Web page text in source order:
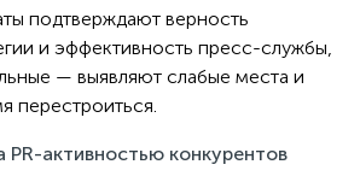
подтверждают верность
и эффективность пресс-службы,
— выявляют слабые места и
перестроиться.
активностью конкурентов